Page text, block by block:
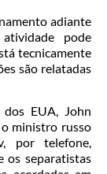
adiante
pode
tecnicamente
são relatadas
EUA, John
ministro russo
por telefone,
os separatistas